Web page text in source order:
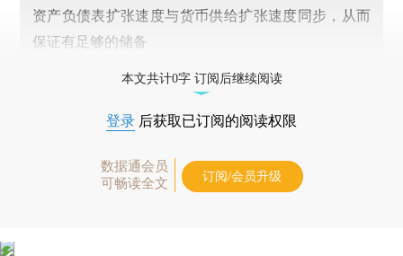
资产负债表扩张速度与货币供给扩张速度同步，从而
保证有足够的储备
本文共计0字 订阅后继续阅读
登录 后获取已订阅的阅读权限
数据通会员
可畅读全文
订阅/会员升级